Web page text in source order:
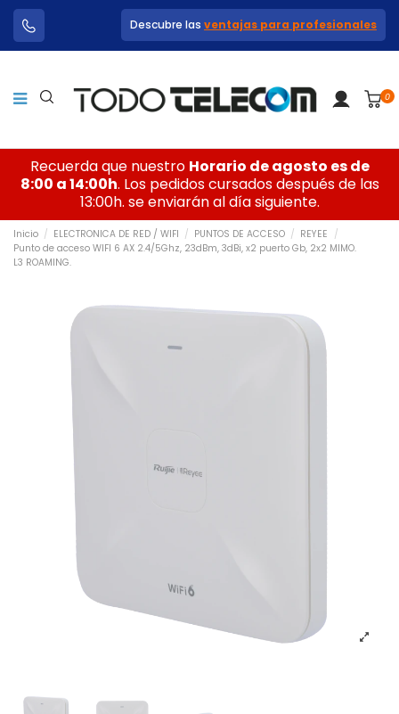
Descubre las ventajas para profesionales
0
Recuerda que nuestro Horario de agosto es de
8:00 a 14:00h. Los pedidos cursados después de las
13:00h. se enviarán al día siguiente.
Inicio ELECTRONICA DE RED / WIFI PUNTOS DE ACCESO
REYEE
Punto de acceso WIFI 6 AX 2.4/5Ghz, 23dBm, 3dBi, x2 puerto Gb, 2x2 MIMO.
L3 ROAMING.